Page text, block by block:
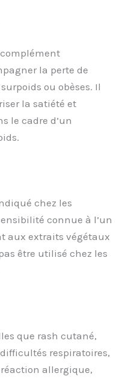
la perte de
ou obèses. Il
la satiété et
le cadre d’un
chez les
connue à l’un
aux extraits végétaux
être utilisé chez les
que rash cutané,
respiratoires,
allergique,